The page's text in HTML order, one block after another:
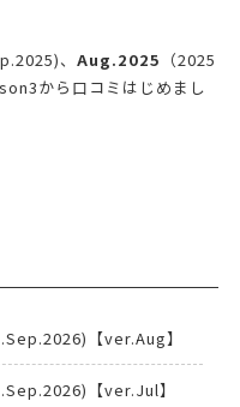
、 Aug.2025 （2025
から口コミはじめまし
【ver.Aug】
【ver.Jul】